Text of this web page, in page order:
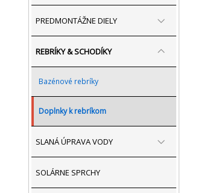
PREDMONTÁŽNE DIELY
REBRÍKY & SCHODÍKY
Bazénové rebríky
Doplnky k rebríkom
SLANÁ ÚPRAVA VODY
SOLÁRNE SPRCHY